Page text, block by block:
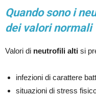
Quando sono i
dei valori normali
Valori di neutrofili alti si
infezioni di carattere
situazioni di stress